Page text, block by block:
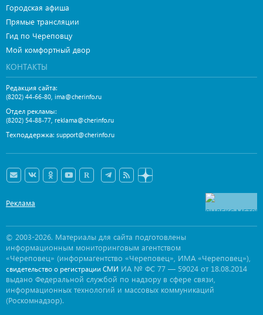
Городская афиша
Прямые трансляции
Гид по Череповцу
Мой комфортный двор
КОНТАКТЫ
Редакция сайта:
(8202) 44-66-80, ima@cherinfo.ru
Отдел рекламы:
(8202) 54-88-77, reklama@cherinfo.ru
Техподдержка: support@cherinfo.ru
Реклама
© 2003-2026. Материалы для сайта подготовлены
информационным мониторинговым агентством
«Череповец» (информагентство «Череповец», ИМА «Череповец»),
свидетельство о регистрации СМИ ИА № ФС 77 — 59024 от 18.08.2014
выдано Федеральной службой по надзору в сфере связи,
информационных технологий и массовых коммуникаций
(Роскомнадзор).